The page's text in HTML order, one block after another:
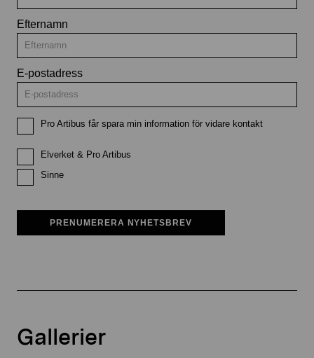
Efternamn
E-postadress
Pro Artibus får spara min information för vidare kontakt
Elverket & Pro Artibus
Sinne
PRENUMERERA NYHETSBREV
Gallerier